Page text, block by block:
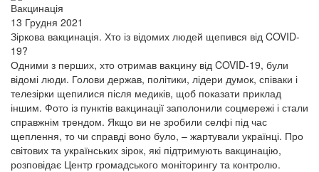
Вакцинація
13 Грудня 2021
Зіркова вакцинація. Хто із відомих людей щепився від COVID-
19?
Одними з перших, хто отримав вакцину від COVID-19, були
відомі люди. Голови держав, політики, лідери думок, співаки і
телезірки щепилися після медиків, щоб показати приклад
іншим. Фото із пунктів вакцинації заполонили соцмережі і стали
справжнім трендом. Якщо ви не зробили селфі під час
щеплення, то чи справді воно було, – жартували українці. Про
світових та українських зірок, які підтримують вакцинацію,
розповідає Центр громадського моніторингу та контролю.